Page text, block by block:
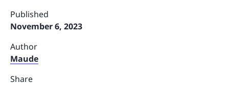
Published
November 6, 2023
Author
Maude
Share